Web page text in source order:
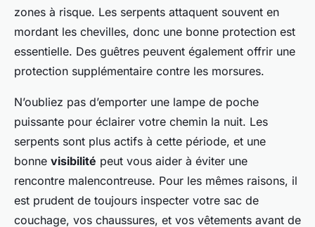
zones à risque. Les serpents attaquent souvent en
mordant les chevilles, donc une bonne protection est
essentielle. Des guêtres peuvent également offrir une
protection supplémentaire contre les morsures.
N’oubliez pas d’emporter une lampe de poche
puissante pour éclairer votre chemin la nuit. Les
serpents sont plus actifs à cette période, et une
bonne visibilité peut vous aider à éviter une
rencontre malencontreuse. Pour les mêmes raisons, il
est prudent de toujours inspecter votre sac de
couchage, vos chaussures, et vos vêtements avant de